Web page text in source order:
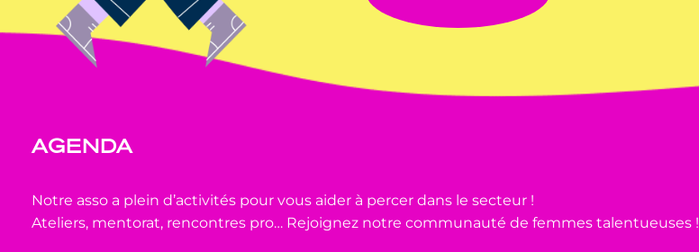
AGENDA
Notre asso a plein d’activités pour vous aider à percer dans le secteur !
Ateliers, mentorat, rencontres pro… Rejoignez notre communauté de femmes talentueuses !